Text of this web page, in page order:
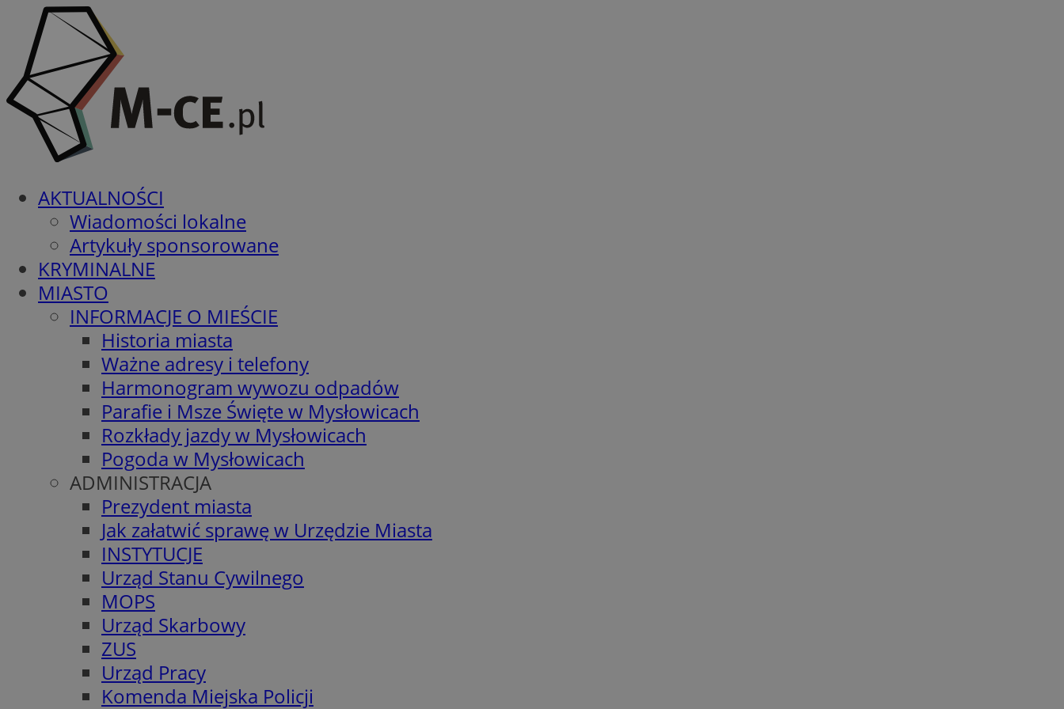
AKTUALNOŚCI
Wiadomości lokalne
Artykuły sponsorowane
KRYMINALNE
MIASTO
INFORMACJE O MIEŚCIE
Historia miasta
Ważne adresy i telefony
Harmonogram wywozu odpadów
Parafie i Msze Święte w Mysłowicach
Rozkłady jazdy w Mysłowicach
Pogoda w Mysłowicach
ADMINISTRACJA
Prezydent miasta
Jak załatwić sprawę w Urzędzie Miasta
INSTYTUCJE
Urząd Stanu Cywilnego
MOPS
Urząd Skarbowy
ZUS
Urząd Pracy
Komenda Miejska Policji